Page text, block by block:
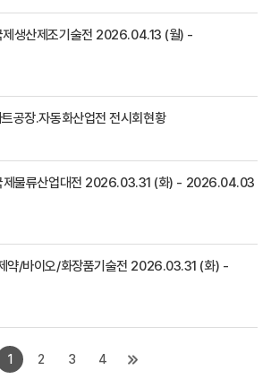
생산제조기술전 2026.04.13 (월) -
공장.자동화산업전 전시회현황
물류산업대전 2026.03.31 (화) - 2026.04.03
약/바이오/화장품기술전 2026.03.31 (화) -
1 2 3 4